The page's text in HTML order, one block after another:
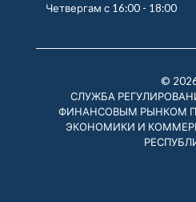
Четвергам с 16:00 - 18:00
©
СЛУЖБА
ФИНАНСОВЫМ РЫНКОМ
ЭКОНОМИКИ И